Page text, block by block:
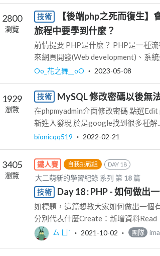
2800
瀏覽
技術
【後端php之死而復生
旅程中要學到什麼？
前情提要 PHP是什麼？ PHP是一種
來網頁開發(Web development)、系統
Oo_花之舞__oO ‧ 2023-05-08
1929
瀏覽
技術 MySQL 修改密碼以後無
在phpmyadmin介面修改密碼 點選
新進入發現 於是google找到很多種解
bionicqq519 ‧ 2022-02-21
3405
瀏覽
鐵人賽 自我挑戰組 DAY 18
大二萌新的學習紀錄 系列 第 18 篇
技術
Day 18 : PHP - 如何做出
如標題，這篇想教大家如何做出一個
分別代表什麼Create：新增資料
ㄙ ㄩˊ ‧ 2021-10-02 ‧ 團隊